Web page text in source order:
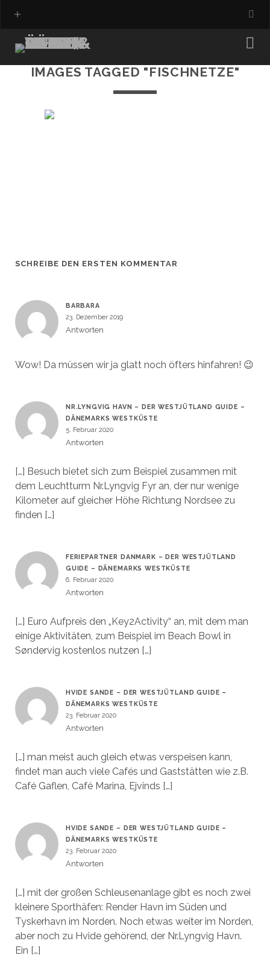
IMAGES TAGGED "FISCHNETZE"
SCHREIBE DEN ERSTEN KOMMENTAR
BARBARA
23. Dezember 2019
Antworten
Wow! Da müssen wir ja glatt noch öfters hinfahren! 😉
NR.LYNGVIG HAVN – DER WESTJÜTLAND GUIDE –
DÄNEMARKS WESTKÜSTE
5. Februar 2020
Antworten
[…] Besuch bietet sich zum Beispiel zusammen mit
dem Leuchtturm Nr.Lyngvig Fyr an, der nur wenige
Kilometer auf gleicher Höhe Richtung Nordsee zu
finden […]
FERIEPARTNER DANMARK – DER WESTJÜTLAND
GUIDE – DÄNEMARKS WESTKÜSTE
6. Februar 2020
Antworten
[…] Euro Aufpreis den „Key2Activity“ an, mit dem man
einige Aktivitäten, zum Beispiel im Beach Bowl in
Søndervig kostenlos nutzen […]
HVIDE SANDE – DER WESTJÜTLAND GUIDE –
DÄNEMARKS WESTKÜSTE
23. Februar 2020
Antworten
[…] man meist auch gleich etwas verspeisen kann,
findet man auch viele Cafés und Gaststätten wie z.B.
Café Gaflen, Café Marina, Ejvinds […]
HVIDE SANDE – DER WESTJÜTLAND GUIDE –
DÄNEMARKS WESTKÜSTE
23. Februar 2020
Antworten
[…] mit der großen Schleusenanlage gibt es noch zwei
kleinere Sporthäfen: Render Havn im Süden und
Tyskerhavn im Norden. Noch etwas weiter im Norden,
aber noch zu Hvide gehörend, der Nr.Lyngvig Havn.
Ein […]